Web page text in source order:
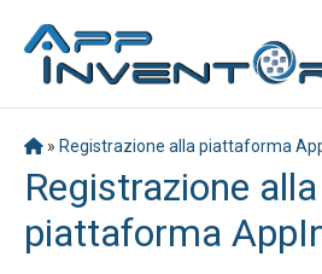
» Registrazione alla piattaforma
Registrazione alla
piattaforma